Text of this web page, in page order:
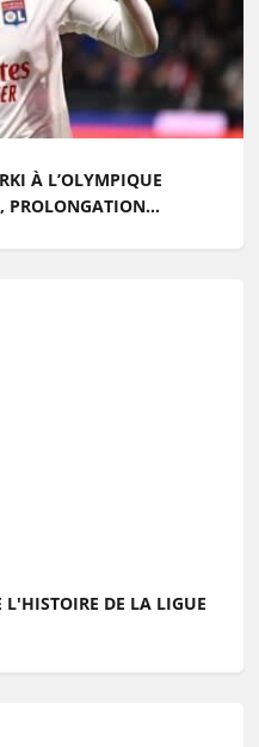
À L’OLYMPIQUE
PROLONGATION...
L'HISTOIRE DE LA LIGUE